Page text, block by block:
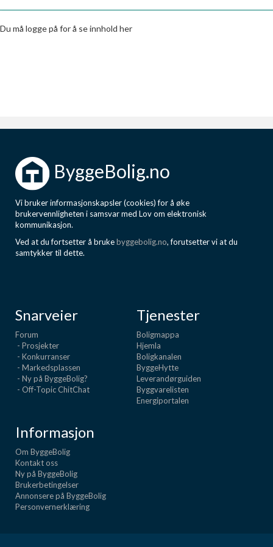
Boligmappa+
Få mer ut av Boligmappa
Du må logge på for å se innhold her
ByggeBolig.no
Vi bruker informasjonskapsler (cookies) for å øke
brukervennligheten i samsvar med Lov om elektronisk
kommunikasjon.
Ved at du fortsetter å brukebyggebolig.no, forutsetter vi at du
samtykker til dette.
Snarveier
Forum
- Prosjekter
- Konkurranser
- Markedsplassen
- Ny på ByggeBolig?
- Off-Topic ChitChat
Tjenester
Boligmappa
Hjemla
Boligkanalen
ByggeHytte
Leverandørguiden
Byggvarelisten
Energiportalen
Informasjon
Om ByggeBolig
Kontakt oss
Ny på ByggeBolig
Brukerbetingelser
Annonsere på ByggeBolig
Personvernerklæring